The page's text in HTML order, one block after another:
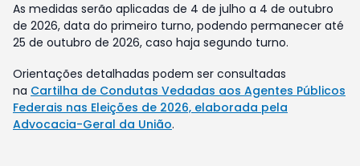
As medidas serão aplicadas de 4 de julho a 4 de outubro
de 2026, data do primeiro turno, podendo permanecer até
25 de outubro de 2026, caso haja segundo turno.
Orientações detalhadas podem ser consultadas
na Cartilha de Condutas Vedadas aos Agentes Públicos
Federais nas Eleições de 2026, elaborada pela
Advocacia-Geral da União.